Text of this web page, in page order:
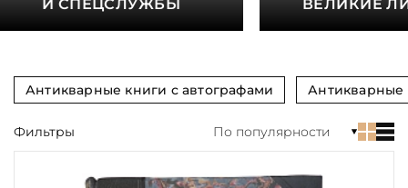
И СПЕЦСЛУЖБЫ
ВЕЛИКИЕ
Антикварные книги с автографами Антикварные
Религия
Теги
Фильтры По популярности